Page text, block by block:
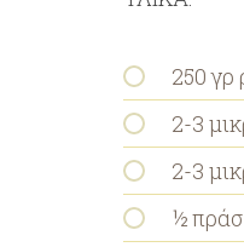
250 γρ
2-3
2-3 μικρά
½ πράσινη